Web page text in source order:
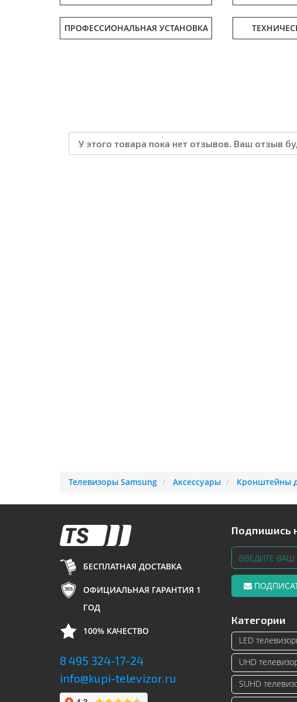
ПРОФЕССИОНАЛЬНАЯ УСТАНОВКА
У этого товара пока нет отзывов. Ваш отзыв
Телевизоры Samsung Аксессуары Кронштейны
БЕСПЛАТНАЯ ДОСТАВКА
ОФИЦИАЛЬНАЯ ГАРАНТИЯ 1
ГОД
100% КАЧЕСТВО
8 495 324-17-24
info@kupi-televizor.ru
Подпишись
Категории
LED
UHD
SUHD
Читать